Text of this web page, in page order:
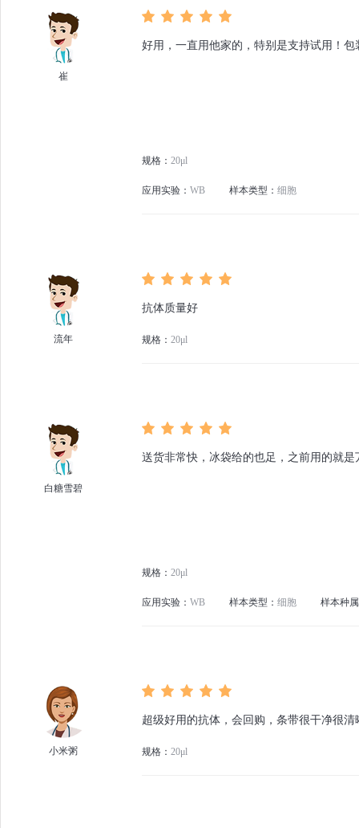
崔
好用，一直用他家的，特别是支持试用！包
规格： 20μl
应用实验： WB 样本类型： 细胞
流年
抗体质量好
规格： 20μl
白糖雪碧
送货非常快，冰袋给的也足，之前用的就是
规格： 20μl
应用实验： WB 样本类型： 细胞 样本种
小米粥
超级好用的抗体，会回购，条带很干净很清
规格： 20μl